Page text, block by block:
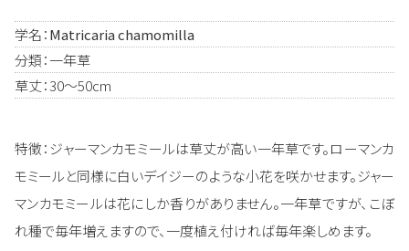
学名：Matricaria chamomilla
分類：一年草
草丈：30～50cm
特徴：ジャーマンカモミールは草丈が高い一年草です。ローマンカ
モミールと同様に白いデイジーのような小花を咲かせます。ジャー
マンカモミールは花にしか香りがありません。一年草ですが、こぼ
れ種で毎年増えますので、一度植え付ければ毎年楽しめます。